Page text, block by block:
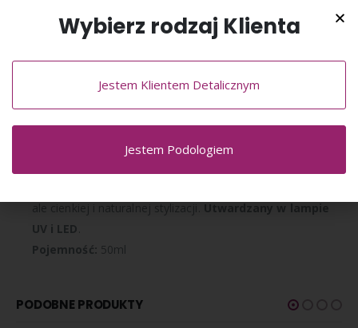
żelu jest stabilna i samopoziomująca.
Dzięki zaawansowanej formule zawierającej wysokie
stężeniemikrowłókien szklanychtworzy usieciowaną
strukturę zwiększającą trwałość stylizacji. Przedłużanie i
paznokciom wysoką odporność na złamania i pęknięcia.
Żel nie reaguje na temperaturę otoczenia, a jego stabilna,
ale cienkiej i naturalnej stylizacji. Utwardzany w lampie
UV i LED
Pojemność: 50ml
PODOBNE PRODUKTY
Wybierz rodzaj Klienta
Jestem Klientem Detalicznym
Jestem Podologiem